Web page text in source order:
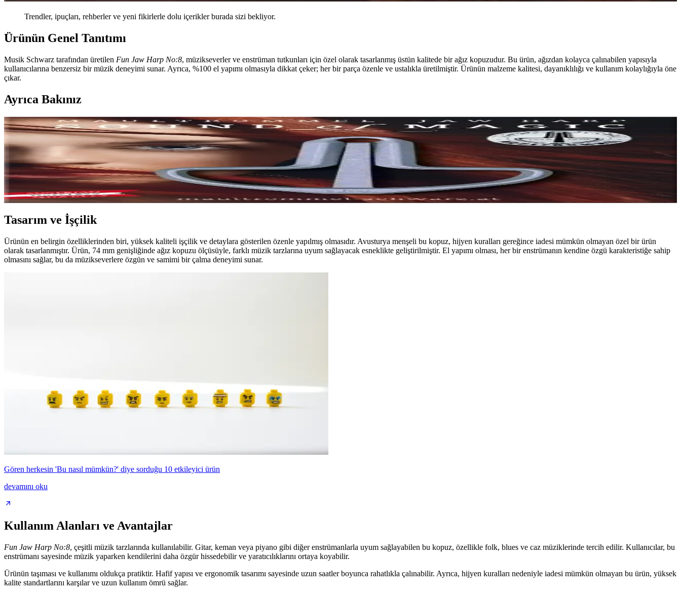
Trendler, ipuçları, rehberler ve yeni fikirlerle dolu içerikler burada sizi bekliyor.
Ürünün Genel Tanıtımı
Musik Schwarz tarafından üretilen Fun Jaw Harp No:8, müzikseverler ve enstrüman tutkunları için özel olarak tasarlanmış üstün kalitede bir ağız kopuzudur. Bu ürün, ağızdan kolayca çalınabilen yapısıyla
kullanıcılarına benzersiz bir müzik deneyimi sunar. Ayrıca, %100 el yapımı olmasıyla dikkat çeker; her bir parça özenle ve ustalıkla üretilmiştir. Ürünün malzeme kalitesi, dayanıklılığı ve kullanım kolaylığıyla öne
çıkar.
Ayrıca Bakınız
Musik Schwarz Joy Jaw Harp No:15 El Yapımı Avusturya Kopuzu Müzik Performansını Güçlendirir
Musik Schwarz Joy Jaw Harp No:15, yüksek kaliteli malzeme ve el işçiliğiyle üretilmiş, geniş müzik tarzlarına uygun dayanıklı ve etkileyici sesler sunan bir kopuzdur.
Musik Schwarz Fun Jaw Harp No:8: Yüksek Kalite El Yapımı Müzik Enstrümanı
El yapımı ve dayanıklı olan Musik Schwarz Fun Jaw Harp No:8, farklı müzik tarzlarına uyum sağlayan pratik ve özgün bir kopuz seçeneği sunar.
Tasarım ve İşçilik
Ürünün en belirgin özelliklerinden biri, yüksek kaliteli işçilik ve detaylara gösterilen özenle yapılmış olmasıdır. Avusturya menşeli bu kopuz, hijyen kuralları gereğince iadesi mümkün olmayan özel bir ürün
olarak tasarlanmıştır. Ürün, 74 mm genişliğinde ağız kopuzu ölçüsüyle, farklı müzik tarzlarına uyum sağlayacak esneklikte geliştirilmiştir. El yapımı olması, her bir enstrümanın kendine özgü karakteristiğe sahip
olmasını sağlar, bu da müzikseverlere özgün ve samimi bir çalma deneyimi sunar.
Gören herkesin 'Bu nasıl mümkün?' diye sorduğu 10 etkileyici ürün
devamını oku
Kullanım Alanları ve Avantajlar
Fun Jaw Harp No:8, çeşitli müzik tarzlarında kullanılabilir. Gitar, keman veya piyano gibi diğer enstrümanlarla uyum sağlayabilen bu kopuz, özellikle folk, blues ve caz müziklerinde tercih edilir. Kullanıcılar, bu
enstrümanı sayesinde müzik yaparken kendilerini daha özgür hissedebilir ve yaratıcılıklarını ortaya koyabilir.
Ürünün taşıması ve kullanımı oldukça pratiktir. Hafif yapısı ve ergonomik tasarımı sayesinde uzun saatler boyunca rahatlıkla çalınabilir. Ayrıca, hijyen kuralları nedeniyle iadesi mümkün olmayan bu ürün, yüksek
kalite standartlarını karşılar ve uzun kullanım ömrü sağlar.